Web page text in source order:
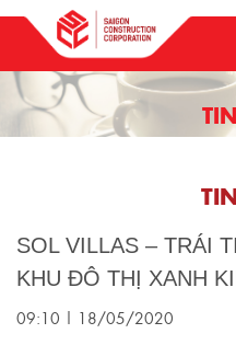
SOL VILLAS – TRÁI
KHU ĐÔ THỊ XANH
09:10 | 18/05/2020